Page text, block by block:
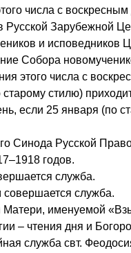
числа с
Русской Зарубежной
и исповедников
Собора
этого числа с
стилю)
если 25 января (по
Синода Русской
годов.
служба.
служба.
именуемой
– чтения дня и
служба свт.